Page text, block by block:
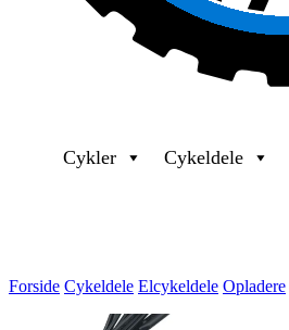
Cykler Cykeldele
Forside Cykeldele Elcykeldele Opladere